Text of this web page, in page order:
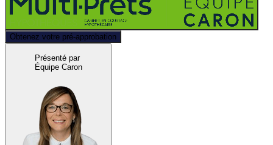
Obtenez votre pré-approbation
Présenté par
Équipe Caron